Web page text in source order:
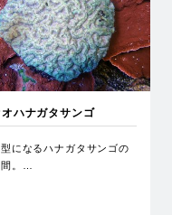
ハナガタサンゴ
になるハナガタサンゴの
。…